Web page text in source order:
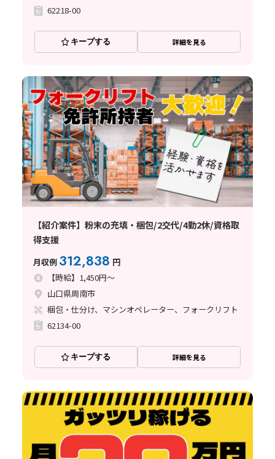
62218-00
キープする 詳細を見る
【紹介案件】粉末の充填・梱包/2交代/4勤2休/資格取
得支援
月収例 312,838 円
【時給】1,450円～
山口県周南市
梱包・仕分け、マシンオペレーター、フォークリフト
62134-00
キープする 詳細を見る